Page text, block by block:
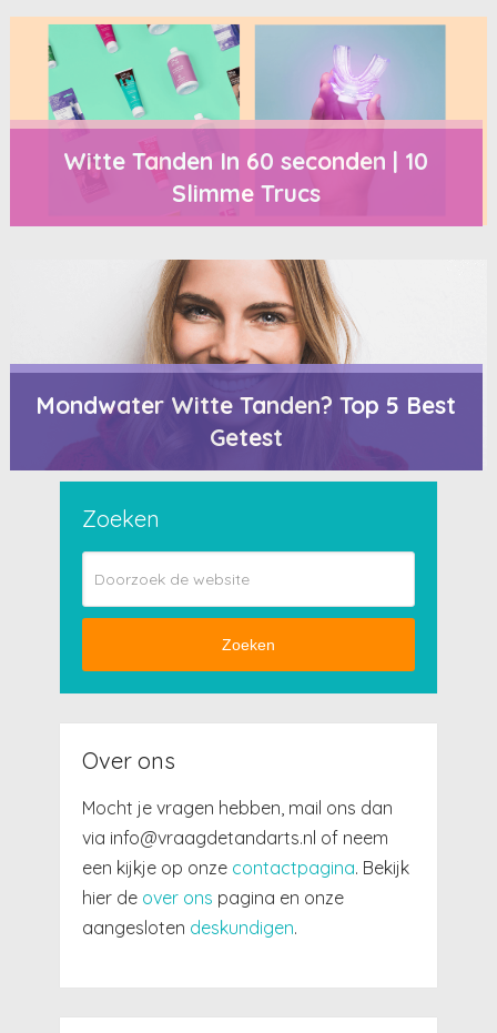
Witte Tanden In 60 seconden | 10
Slimme Trucs
Mondwater Witte Tanden? Top 5 Best
Getest
Zoeken
Zoeken
Over ons
Mocht je vragen hebben, mail ons dan
via info@vraagdetandarts.nl of neem
een kijkje op onze contactpagina. Bekijk
hier de over ons pagina en onze
aangesloten deskundigen.